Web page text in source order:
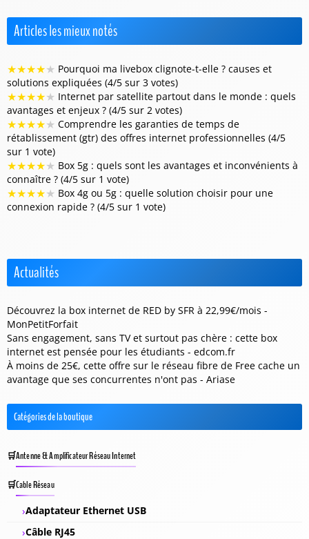
Articles les mieux notés
★★★★★ Pourquoi ma livebox clignote-t-elle ? causes et
solutions expliquées (4/5 sur 3 votes)
★★★★★ Internet par satellite partout dans le monde : quels
avantages et enjeux ? (4/5 sur 2 votes)
★★★★★ Comprendre les garanties de temps de
rétablissement (gtr) des offres internet professionnelles (4/5
sur 1 vote)
★★★★★ Box 5g : quels sont les avantages et inconvénients à
connaître ? (4/5 sur 1 vote)
★★★★★ Box 4g ou 5g : quelle solution choisir pour une
connexion rapide ? (4/5 sur 1 vote)
Actualités
Découvrez la box internet de RED by SFR à 22,99€/mois -
MonPetitForfait
Sans engagement, sans TV et surtout pas chère : cette box
internet est pensée pour les étudiants - edcom.fr
À moins de 25€, cette offre sur le réseau fibre de Free cache un
avantage que ses concurrentes n'ont pas - Ariase
Catégories de la boutique
Antenne & Amplificateur Réseau Internet
Cable Réseau
Adaptateur Ethernet USB
Câble RJ45